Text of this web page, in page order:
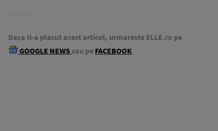
Daca ti-a placut acest articol, urmareste ELLE.ro pe
GOOGLE NEWS sau pe FACEBOOK